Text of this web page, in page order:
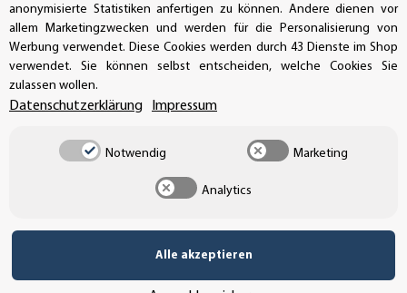
UNSER VERSANDDIENSTLEISTER
anonymisierte Statistiken anfertigen zu können. Andere dienen vor
allem Marketingzwecken und werden für die Personalisierung von
Werbung verwendet. Diese Cookies werden durch 43 Dienste im Shop
verwendet. Sie können selbst entscheiden, welche Cookies Sie
zulassen wollen.
Datenschutzerklärung Impressum
Notwendig Marketing
Analytics
Alle akzeptieren